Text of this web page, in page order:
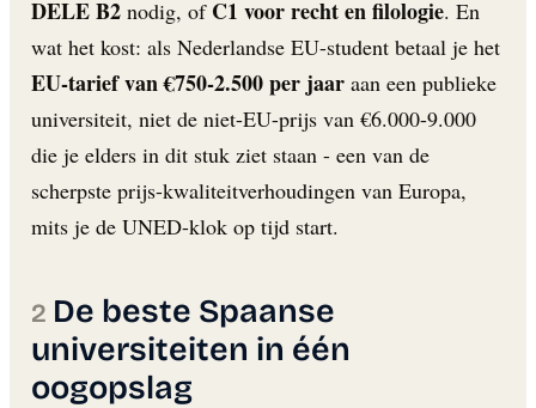
DELE B2 nodig, of C1 voor recht en filologie. En
wat het kost: als Nederlandse EU-student betaal je het
EU-tarief van €750-2.500 per jaar aan een publieke
universiteit, niet de niet-EU-prijs van €6.000-9.000
die je elders in dit stuk ziet staan - een van de
scherpste prijs-kwaliteitverhoudingen van Europa,
mits je de UNED-klok op tijd start.
De beste Spaanse
universiteiten in één
oogopslag